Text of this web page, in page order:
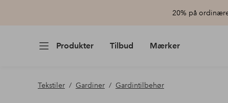
20% på
Produkter Tilbud Mærker
Tekstiler Gardiner Gardintilbehør